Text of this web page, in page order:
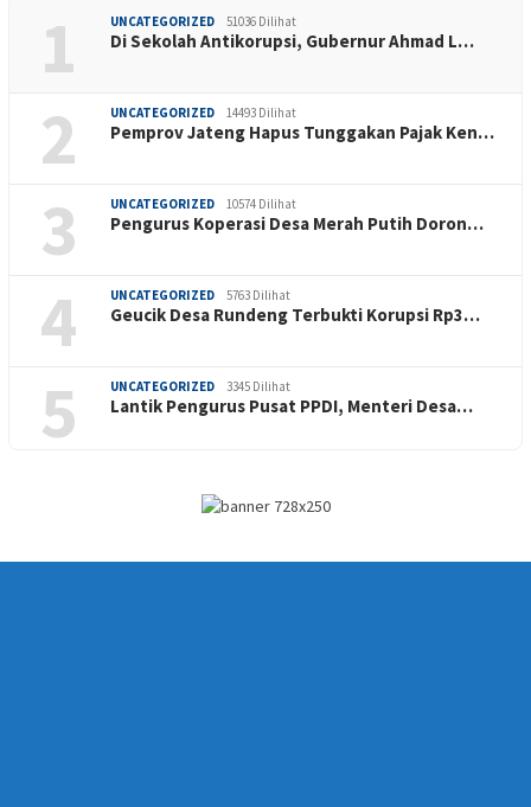
1 UNCATEGORIZED 51036 Dilihat
Di Sekolah Antikorupsi, Gubernur Ahmad L…
2 UNCATEGORIZED 14493 Dilihat
Pemprov Jateng Hapus Tunggakan Pajak Ken…
3 UNCATEGORIZED 10574 Dilihat
Pengurus Koperasi Desa Merah Putih Doron…
4 UNCATEGORIZED 5763 Dilihat
Geucik Desa Rundeng Terbukti Korupsi Rp3…
5 UNCATEGORIZED 3345 Dilihat
Lantik Pengurus Pusat PPDI, Menteri Desa…